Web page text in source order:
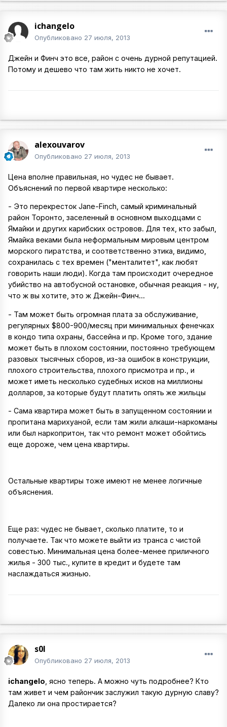
ichangelo
Опубликовано 27 июля, 2013
Джейн и Финч это все, район с очень дурной репутацией.
Потому и дешево что там жить никто не хочет.
alexouvarov
Опубликовано 27 июля, 2013
Цена вполне правильная, но чудес не бывает.
Объяснений по первой квартире несколько:
- Это перекресток Jane-Finch, самый криминальный
район Торонто, заселенный в основном выходцами с
Ямайки и других карибских островов. Для тех, кто забыл,
Ямайка веками была неформальным мировым центром
морского пиратства, и соответственно этика, видимо,
сохранилась с тех времен ("менталитет", как любят
говорить наши люди). Когда там происходит очередное
убийство на автобусной остановке, обычная реакция - ну,
что ж вы хотите, это ж Джейн-Финч...
- Там может быть огромная плата за обслуживание,
регулярных $800-900/месяц при минимальных фенечках
в кондо типа охраны, бассейна и пр. Кроме того, здание
может быть в плохом состоянии, постоянно требующем
разовых тысячных сборов, из-за ошибок в конструкции,
плохого строительства, плохого присмотра и пр., и
может иметь несколько судебных исков на миллионы
долларов, за которые будут платить опять же жильцы
- Сама квартира может быть в запущенном состоянии и
пропитана марихуаной, если там жили алкаши-наркоманы
или был наркопритон, так что ремонт может обойтись
еще дороже, чем цена квартиры.
Остальные квартиры тоже имеют не менее логичные
объяснения.
Еще раз: чудес не бывает, сколько платите, то и
получаете. Так что можете выйти из транса с чистой
совестью. Минимальная цена более-менее приличного
жилья - 300 тыс., купите в кредит и будете там
наслаждаться жизнью.
s0l
Опубликовано 27 июля, 2013
ichangelo , ясно теперь. А можно чуть подробнее? Кто
там живет и чем райончик заслужил такую дурную славу?
Далеко ли она простирается?